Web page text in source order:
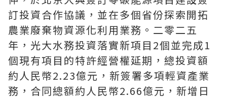
訂投資合作協議，並在多個省份探索開拓
農業廢棄物資源化利用業務。二零二五
年，光大水務投資落實新項目2個並完成1
個現有項目的特許經營權延期，總投資額
約人民幣2.23億元，新簽署多項輕資產業
務，合同總額約人民幣2.66億元，新增日